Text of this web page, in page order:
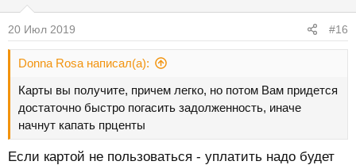
20 Июл 2019 #16
Donna Rosa написал(а):
Карты вы получите, причем легко, но потом Вам придется
достаточно быстро погасить задолженность, иначе
начнут капать прценты
Если картой не пользоваться - уплатить надо будет